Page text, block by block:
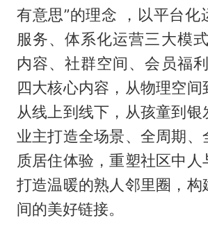
有意思”的理念 ，以平台化
服务、体系化运营三大模
内容、社群空间、会员福
四大核心内容，从物理空间
从线上到线下，从孩童到
业主打造全场景、全周期、
质居住体验，重塑社区中人
打造温暖的熟人邻里圈，构
间的美好链接。